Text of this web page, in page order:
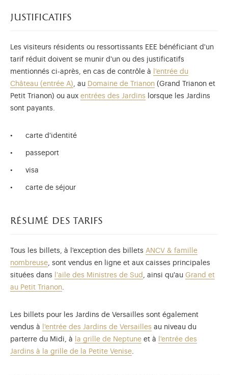
justificatifs
Les visiteurs résidents ou ressortissants EEE bénéficiant d'un
tarif réduit doivent se munir d'un ou des justificatifs
mentionnés ci-après, en cas de contrôle à
l'entrée du
Château (entrée A), au Domaine de Trianon (Grand Trianon et
Petit Trianon) ou aux entrées des Jardins lorsque les Jardins
sont payants.
carte d'identité
passeport
visa
carte de séjour
résumé des tarifs
Tous les billets, à l'exception des billets ANCV & famille
nombreuse, sont vendus en ligne et aux caisses principales
situées dans
l'aile des Ministres de Sud , ainsi qu'au Grand et
au Petit Trianon.
Les billets pour les Jardins de Versailles sont également
vendus à
l'entrée des Jardins de Versailles au niveau du
parterre du Midi, à
la grille de Neptune et à
l'entrée des
Jardins à la grille de la Petite Venise.